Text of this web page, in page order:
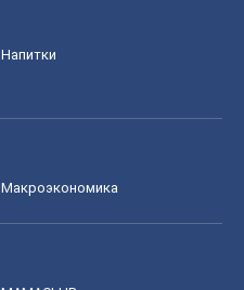
Напитки
Mакроэкономика